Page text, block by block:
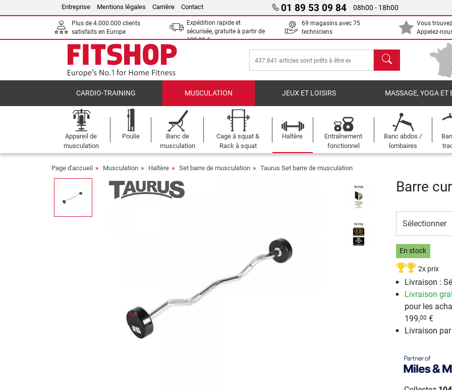
Entreprise Mentions légales Carrière Contact 01 89 53 09 84 08h00 - 18h00
Plus de 4.000.000 clients
satisfaits en Europe
Expédition rapide et
sécurisée, gratuite à partir de
199,00 €
69 magasins avec 75
techniciens
Vous
Appelez-
chercher
CARDIO-TRAINING MUSCULATION JEUX ET LOISIRS MASSAGE, YOGA ET
Appareil de
musculation
Poulie
Banc de
musculation
Cage à squat &
Rack à squat
Haltère
Entraînement
fonctionnel
Banc abdos /
lombaires
Page d'accueil Musculation Haltère Set barre de musculation Taurus Set barre de musculation
Barre
Sélectionner
En stock
2x prix
Livraison :
Livraison
pour les
199,00 €
Livraison par